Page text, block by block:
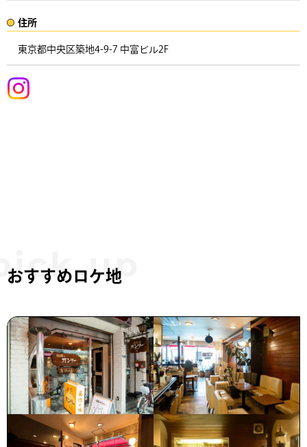
住所​​
東京都中央区築地4-9-7 中富ビル2F ​
おすすめロケ地